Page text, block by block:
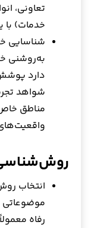
تعاونی،
خدمات) با
شناسایی
به‌روشنی
دارد
شواهد
مناطق
انتخاب
موضوعاتی
رفاه